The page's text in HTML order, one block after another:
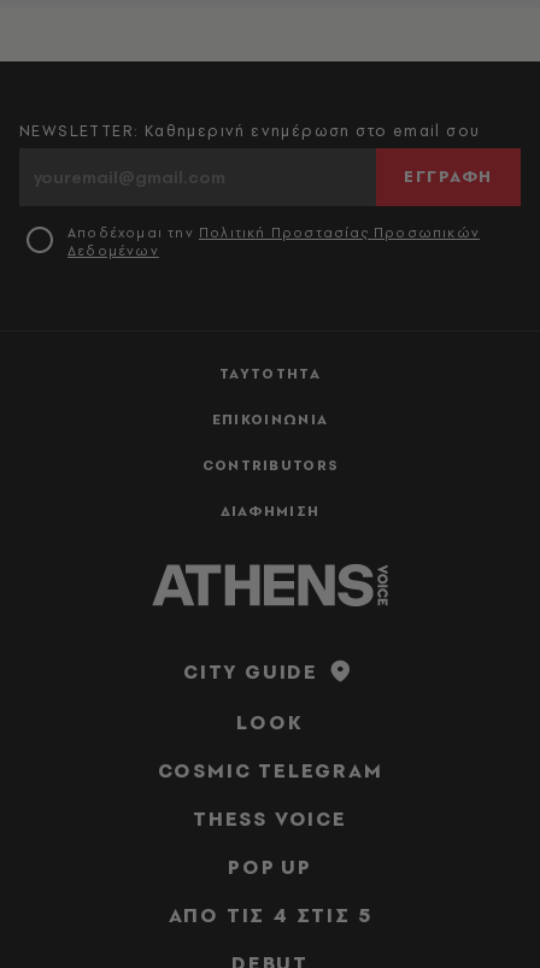
ΤΑΥΤΟΤΗΤΑ
ΕΠΙΚΟΙΝΩΝΙΑ
CONTRIBUTORS
ΔΙΑΦΗΜΙΣΗ
NEWSLETTER: Καθημερινή ενημέρωση στο email σου
ΕΓΓΡΑΦΗ
Αποδέχομαι την Πολιτική Προστασίας Προσωπικών
Δεδομένων
CITY GUIDE
LOOK
COSMIC TELEGRAM
THESS VOICE
POP UP
ΑΠΟ ΤΙΣ 4 ΣΤΙΣ 5